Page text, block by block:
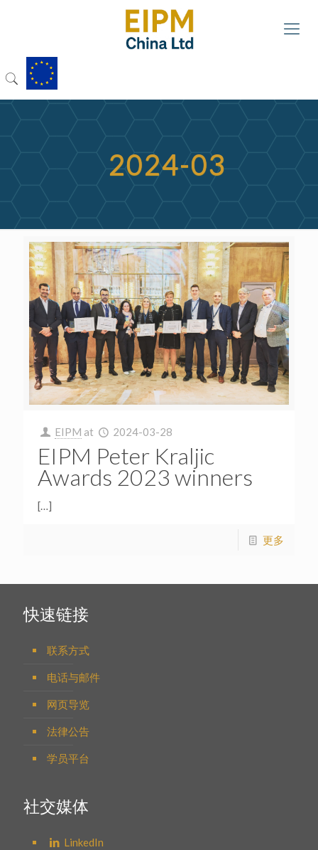
2024-03
EIPM at 2024-03-28
EIPM Peter Kraljic
Awards 2023 winners
[…]
更多
快速链接
联系方式
电话与邮件
网页导览
法律公告
学员平台
社交媒体
LinkedIn